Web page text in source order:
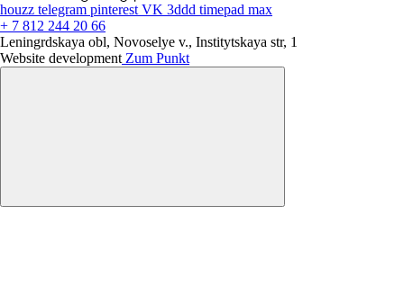
houzz telegram pinterest VK 3ddd timepad max
+ 7 812 244 20 66
Leningrdskaya obl, Novoselye v., Institytskaya str, 1
Website development Zum Punkt